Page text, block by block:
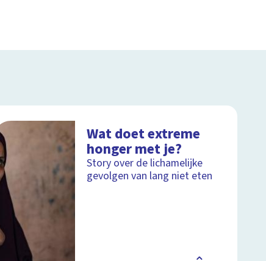
Wat doet extreme
honger met je?
Story over de lichamelijke
gevolgen van lang niet eten